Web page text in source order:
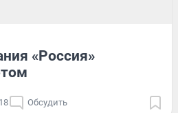
«Россия»
Обсудить